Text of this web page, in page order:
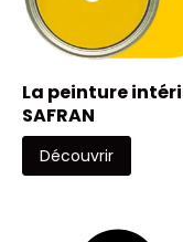
La peinture
SAFRAN
Découvrir